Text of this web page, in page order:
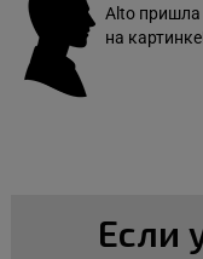
Alto пришла
на
Если